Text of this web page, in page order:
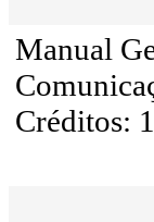
Manual
Créditos: 1